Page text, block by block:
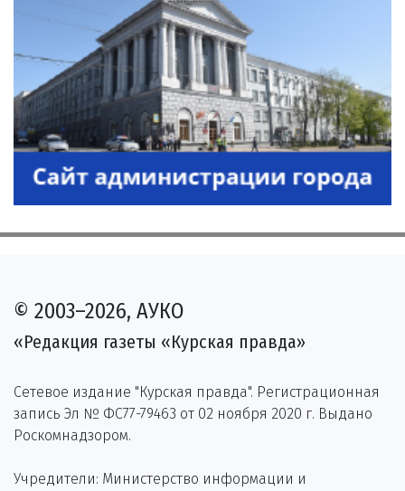
© 2003–2026, АУКО
«Редакция газеты «Курская правда»
Сетевое издание "Курская правда". Регистрационная
запись Эл № ФС77-79463 от 02 ноября 2020 г. Выдано
Роскомнадзором.
Учредители: Министерство информации и